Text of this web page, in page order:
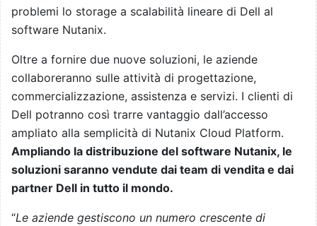
problemi lo storage a scalabilità lineare di Dell al
software Nutanix.
Oltre a fornire due nuove soluzioni, le aziende
collaboreranno sulle attività di progettazione,
commercializzazione, assistenza e servizi. I clienti di
Dell potranno così trarre vantaggio dall’accesso
ampliato alla semplicità di Nutanix Cloud Platform.
Ampliando la distribuzione del software Nutanix, le
soluzioni saranno vendute dai team di vendita e dai
partner Dell in tutto il mondo.
“Le aziende gestiscono un numero crescente di